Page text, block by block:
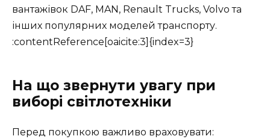
вантажівок DAF, MAN, Renault Trucks, Volvo та
інших популярних моделей транспорту.
:contentReference[oaicite:3]{index=3}
На що звернути увагу при
виборі світлотехніки
Перед покупкою важливо враховувати: